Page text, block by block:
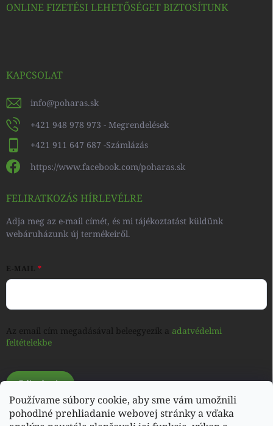
Používame súbory cookie, aby sme vám umožnili
pohodlné prehliadanie webovej stránky a vďaka
ONLINE FIZETÉSI LEHETŐSÉGET BIZTOSÍTUNK
KAPCSOLAT
info@poharas.sk
+421 948 978 973 - Megrendelések
+421 911 647 687 -Számlázás
https://www.facebook.com/poharas.sk
FELIRATKOZÁS HÍRLEVÉLRE
Adja meg az e-mail címét, és mi tájékoztatást küldünk
webáruházunk új termékeiről.
E-MAIL
Az email cím megadásával beleegyezik a adatvédelmi
feltételekbe
Feliratkozás